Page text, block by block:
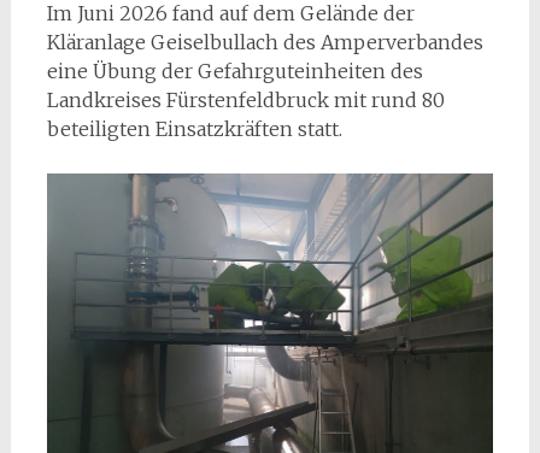
Im Juni 2026 fand auf dem Gelände der
Kläranlage Geiselbullach des Amperverbandes
eine Übung der Gefahrguteinheiten des
Landkreises Fürstenfeldbruck mit rund 80
beteiligten Einsatzkräften statt.